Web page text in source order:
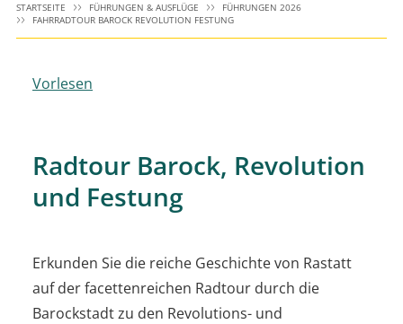
STARTSEITE FÜHRUNGEN & AUSFLÜGE
FÜHRUNGEN 2026
FAHRRADTOUR BAROCK REVOLUTION FESTUNG
Vorlesen
Radtour Barock, Revolution
und Festung
Erkunden Sie die reiche Geschichte von Rastatt
auf der facettenreichen Radtour durch die
Barockstadt zu den Revolutions- und